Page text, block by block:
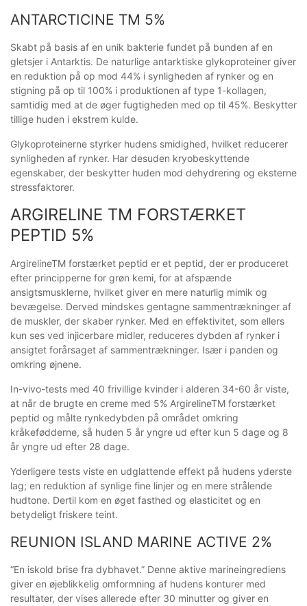
ANTARCTICINE TM 5%
Skabt på basis af en unik bakterie fundet på bunden af en
gletsjer i Antarktis. De naturlige antarktiske glykoproteiner giver
en reduktion på op mod 44% i synligheden af rynker og en
stigning på op til 100% i produktionen af type 1-kollagen,
samtidig med at de øger fugtigheden med op til 45%. Beskytter
tillige huden i ekstrem kulde.
Glykoproteinerne styrker hudens smidighed, hvilket reducerer
synligheden af rynker. Har desuden kryobeskyttende
egenskaber, der beskytter huden mod dehydrering og eksterne
stressfaktorer.
ARGIRELINE TM FORSTÆRKET
PEPTID 5%
ArgirelineTM forstærket peptid er et peptid, der er produceret
efter principperne for grøn kemi, for at afspænde
ansigtsmusklerne, hvilket giver en mere naturlig mimik og
bevægelse. Derved mindskes gentagne sammentrækninger af
de muskler, der skaber rynker. Med en effektivitet, som ellers
kun ses ved injicerbare midler, reduceres dybden af rynker i
ansigtet forårsaget af sammentrækninger. Især i panden og
omkring øjnene.
In-vivo-tests med 40 frivillige kvinder i alderen 34-60 år viste,
at når de brugte en creme med 5% ArgirelineTM forstærket
peptid og målte rynkedybden på området omkring
kråkefødderne, så huden 5 år yngre ud efter kun 5 dage og 8
år yngre ud efter 28 dage.
Yderligere tests viste en udglattende effekt på hudens yderste
lag; en reduktion af synlige fine linjer og en mere strålende
hudtone. Dertil kom en øget fasthed og elasticitet og en
betydeligt friskere teint.
REUNION ISLAND MARINE ACTIVE 2%
“En iskold brise fra dybhavet.” Denne aktive marineingrediens
giver en øjeblikkelig omformning af hudens konturer med
resultater, der vises allerede efter 30 minutter og giver en